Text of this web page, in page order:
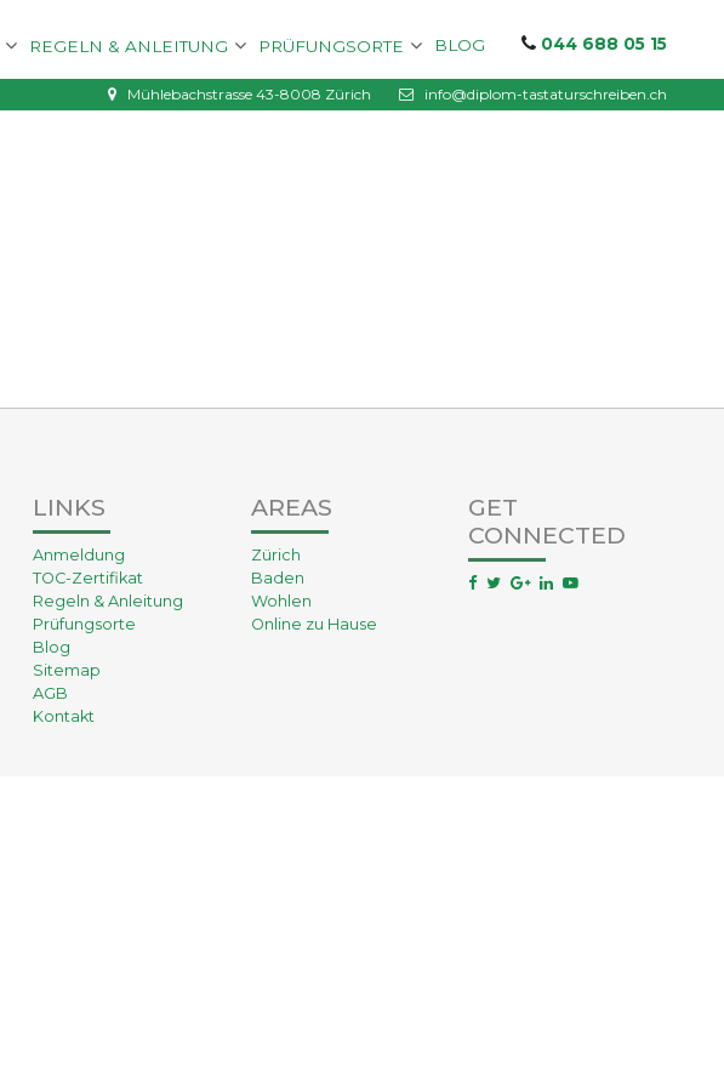
REGELN & ANLEITUNG PRÜFUNGSORTE BLOG 044 688 05 15
Mühlebachstrasse 43-8008 Zürich info@diplom-tastaturschreiben.ch
LINKS
Anmeldung
TOC-Zertifikat
Regeln & Anleitung
Prüfungsorte
Blog
Sitemap
AGB
Kontakt
AREAS
Zürich
Baden
Wohlen
Online zu Hause
GET
CONNECTED